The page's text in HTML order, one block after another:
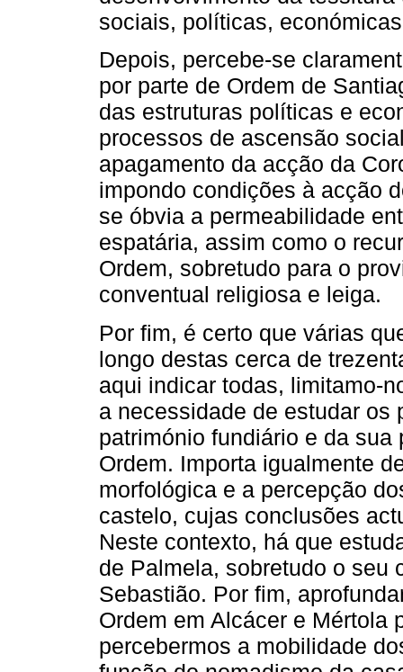
sociais, políticas,
Depois, percebe-se
por parte de Ordem de
das estruturas políticas e
processos de ascensão
apagamento da acção da
impondo condições à acção
se óbvia a permeabilidade
espatária, assim como o
Ordem, sobretudo para o
conventual religiosa e leiga.
Por fim, é certo que várias
longo destas cerca de
aqui indicar todas, limitamo-
a necessidade de estudar os
património fundiário e da
Ordem. Importa igualmente
morfológica e a percepção
castelo, cujas conclusões
Neste contexto, há que
de Palmela, sobretudo o seu
Sebastião. Por fim,
Ordem em Alcácer e Mértola
percebermos a mobilidade